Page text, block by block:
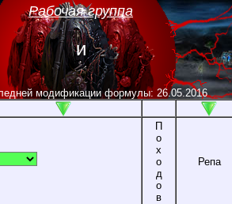
Рабочая группа
неопытных
модификации формулы: 26.05.2016
П
о
х
о
д
о
в
Репа